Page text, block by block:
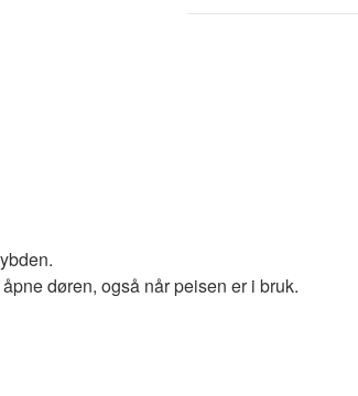
døren, også når peisen er i bruk.